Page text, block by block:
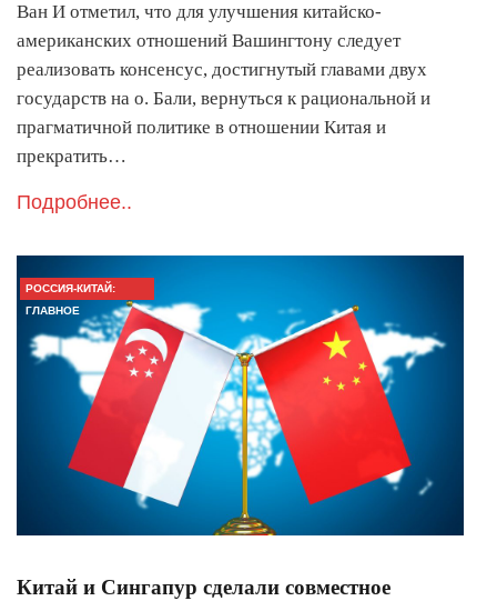
Ван И отметил, что для улучшения китайско-
американских отношений Вашингтону следует
реализовать консенсус, достигнутый главами двух
государств на о. Бали, вернуться к рациональной и
прагматичной политике в отношении Китая и
прекратить…
Подробнее..
РОССИЯ-КИТАЙ:
ГЛАВНОЕ
Китай и Сингапур сделали совместное